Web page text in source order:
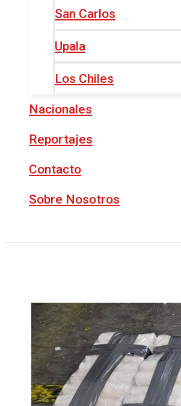
San Carlos
Upala
Los Chiles
Nacionales
Reportajes
Contacto
Sobre Nosotros